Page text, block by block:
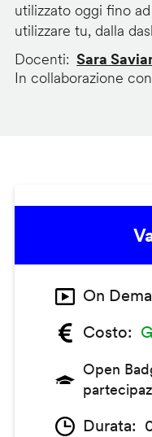
utilizzato oggi fino
utilizzare tu, dalla
Docenti
Sara
In collaborazione con
On
Costo
Open
Durata